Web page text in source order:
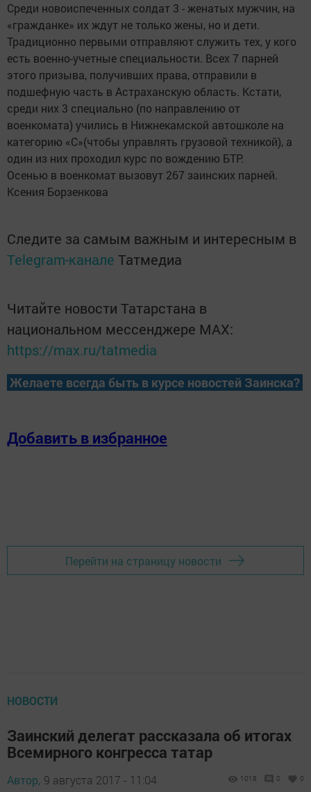
Среди новоиспеченных солдат 3 - женатых мужчин, на
«гражданке» их ждут не только жены, но и дети.
Традиционно первыми отправляют служить тех, у кого
есть военно-учетные специальности. Всех 7 парней
этого призыва, получивших права, отправили в
подшефную часть в Астраханскую область. Кстати,
среди них 3 специально (по направлению от
военкомата) учились в Нижнекамской автошколе на
категорию «С»(чтобы управлять грузовой техникой), а
один из них проходил курс по вождению БТР.
Осенью в военкомат вызовут 267 заинских парней.
Ксения Борзенкова
Следите за самым важным и интересным в
Telegram-канале Татмедиа
Читайте новости Татарстана в
национальном мессенджере MАХ:
https://max.ru/tatmedia
Желаете всегда быть в курсе новостей Заинска?
Добавить в избранное
Перейти на страницу новости
НОВОСТИ
Заинский делегат рассказала об итогах
Всемирного конгресса татар
Автор, 9 августа 2017 - 11:04 1018 0 0